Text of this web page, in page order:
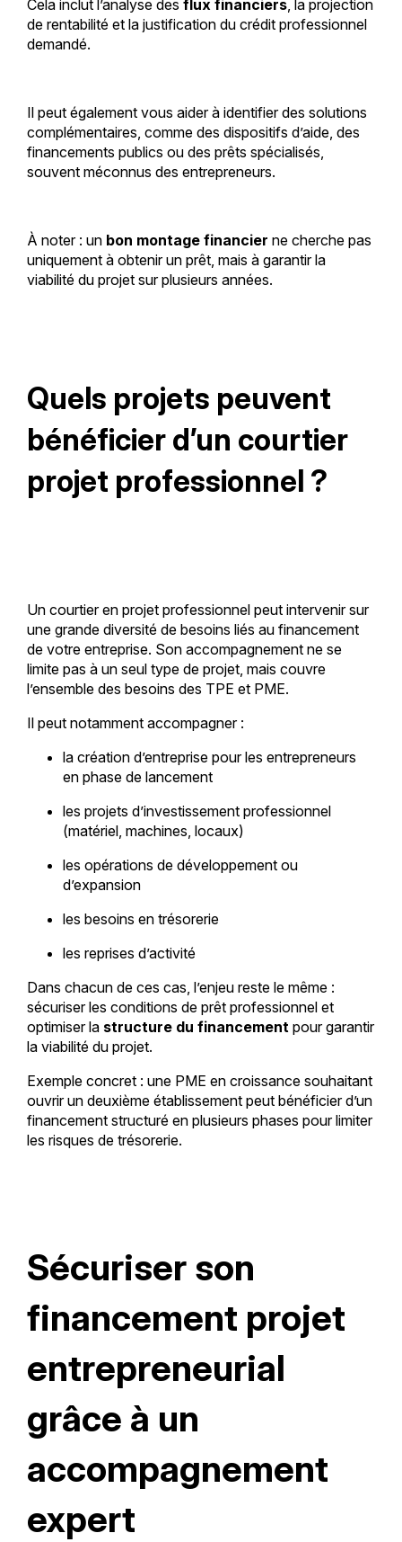
Cela inclut l’analyse des flux financiers, la projection
de rentabilité et la justification du crédit professionnel
demandé.
Il peut également vous aider à identifier des solutions
complémentaires, comme des dispositifs d’aide, des
financements publics ou des prêts spécialisés,
souvent méconnus des entrepreneurs.
À noter : un bon montage financier ne cherche pas
uniquement à obtenir un prêt, mais à garantir la
viabilité du projet sur plusieurs années.
Quels projets peuvent
bénéficier d’un courtier
projet professionnel ?
Un courtier en projet professionnel peut intervenir sur
une grande diversité de besoins liés au financement
de votre entreprise. Son accompagnement ne se
limite pas à un seul type de projet, mais couvre
l’ensemble des besoins des TPE et PME.
Il peut notamment accompagner :
la création d’entreprise pour les entrepreneurs
en phase de lancement
les projets d’investissement professionnel
(matériel, machines, locaux)
les opérations de développement ou
d’expansion
les besoins en trésorerie
les reprises d’activité
Dans chacun de ces cas, l’enjeu reste le même :
sécuriser les conditions de prêt professionnel et
optimiser la structure du financementpour garantir
la viabilité du projet.
Exemple concret : une PME en croissance souhaitant
ouvrir un deuxième établissement peut bénéficier d’un
financement structuré en plusieurs phases pour limiter
les risques de trésorerie.
Sécuriser son
financement projet
entrepreneurial
grâce à un
accompagnement
expert